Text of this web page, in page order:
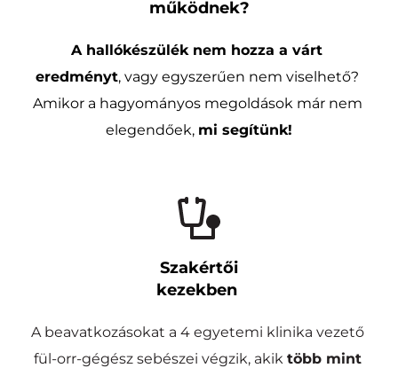
működnek?
A hallókészülék nem hozza a várt
eredményt, vagy egyszerűen nem viselhető?
Amikor a hagyományos megoldások már nem
elegendőek, mi segítünk!
Szakértői
kezekben
A beavatkozásokat a 4 egyetemi klinika vezető
fül-orr-gégész sebészei végzik, akik több mint